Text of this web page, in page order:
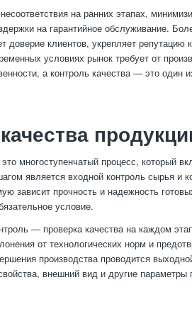
на ранних этапах,
на гарантийное обслуживание.
доверие клиентов, укрепляет репутацию
условиях рынок требует от
а контроль качества — это один
многоступенчатый процесс, который
является входной контроль сырья и
зависит прочность и надежность
условие.
— проверка качества на каждом
от технологических норм и
производства проводится
внешний вид и другие параметры